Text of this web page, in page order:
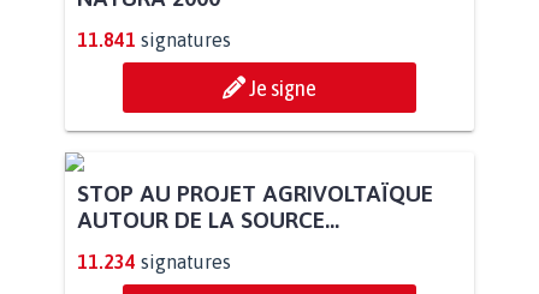
11.841 signatures
Je signe
STOP AU PROJET AGRIVOLTAÏQUE
AUTOUR DE LA SOURCE...
11.234 signatures